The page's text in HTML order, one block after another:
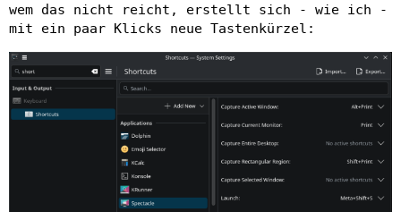
wem das nicht reicht, erstellt sich - wie ich -
mit ein paar Klicks neue Tastenkürzel: